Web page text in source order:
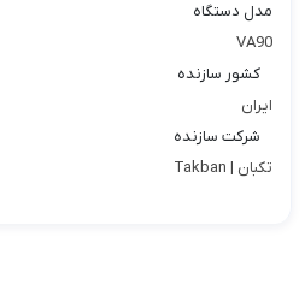
مدل دستگاه
VA90
کشور سازنده
ایران
شرکت سازنده
تکبان | Takban